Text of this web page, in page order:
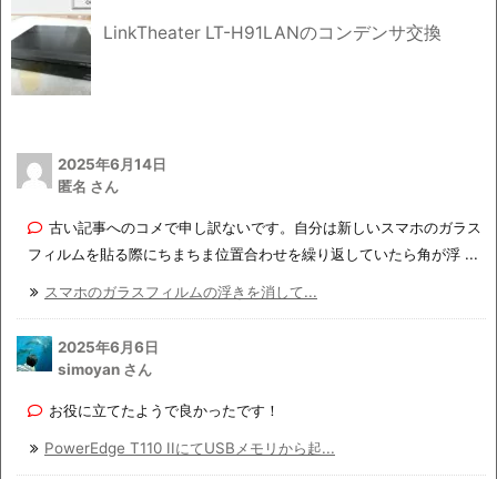
LinkTheater LT-H91LANのコンデンサ交換
2025年6月14日
匿名 さん
古い記事へのコメで申し訳ないです。自分は新しいスマホのガラス
フィルムを貼る際にちまちま位置合わせを繰り返していたら角が浮 ...
スマホのガラスフィルムの浮きを消して...
2025年6月6日
simoyan さん
お役に立てたようで良かったです！
PowerEdge T110 IIにてUSBメモリから起...